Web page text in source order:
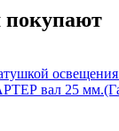
покупают
вал 25